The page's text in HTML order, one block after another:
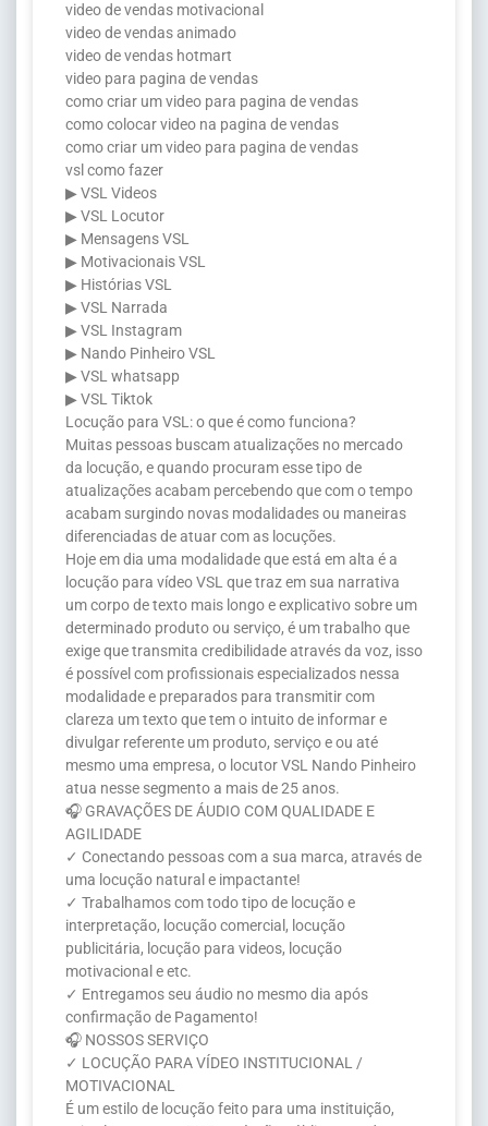
video de vendas motivacional
video de vendas animado
video de vendas hotmart
video para pagina de vendas
como criar um video para pagina de vendas
como colocar video na pagina de vendas
como criar um video para pagina de vendas
vsl como fazer
▶ VSL Videos
▶ VSL Locutor
▶ Mensagens VSL
▶ Motivacionais VSL
▶ Histórias VSL
▶ VSL Narrada
▶ VSL Instagram
▶ Nando Pinheiro VSL
▶ VSL whatsapp
▶ VSL Tiktok
Locução para VSL: o que é como funciona?
Muitas pessoas buscam atualizações no mercado
da locução, e quando procuram esse tipo de
atualizações acabam percebendo que com o tempo
acabam surgindo novas modalidades ou maneiras
diferenciadas de atuar com as locuções.
Hoje em dia uma modalidade que está em alta é a
locução para vídeo VSL que traz em sua narrativa
um corpo de texto mais longo e explicativo sobre um
determinado produto ou serviço, é um trabalho que
exige que transmita credibilidade através da voz, isso
é possível com profissionais especializados nessa
modalidade e preparados para transmitir com
clareza um texto que tem o intuito de informar e
divulgar referente um produto, serviço e ou até
mesmo uma empresa, o locutor VSL Nando Pinheiro
atua nesse segmento a mais de 25 anos.
🎧 GRAVAÇÕES DE ÁUDIO COM QUALIDADE E
AGILIDADE
✓ Conectando pessoas com a sua marca, através de
uma locução natural e impactante!
✓ Trabalhamos com todo tipo de locução e
interpretação, locução comercial, locução
publicitária, locução para videos, locução
motivacional e etc.
✓ Entregamos seu áudio no mesmo dia após
confirmação de Pagamento!
🎧 NOSSOS SERVIÇO
✓ LOCUÇÃO PARA VÍDEO INSTITUCIONAL /
MOTIVACIONAL
É um estilo de locução feito para uma instituição,